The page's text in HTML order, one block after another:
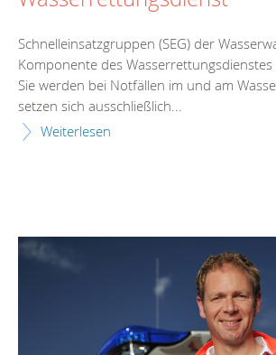
Schnelleinsatzgruppen (SEG) der
Komponente des
Sie werden bei Notfällen im und am
setzen sich ausschließlich...
Weiterlesen